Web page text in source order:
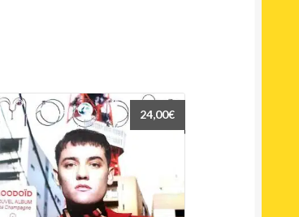
24,00€